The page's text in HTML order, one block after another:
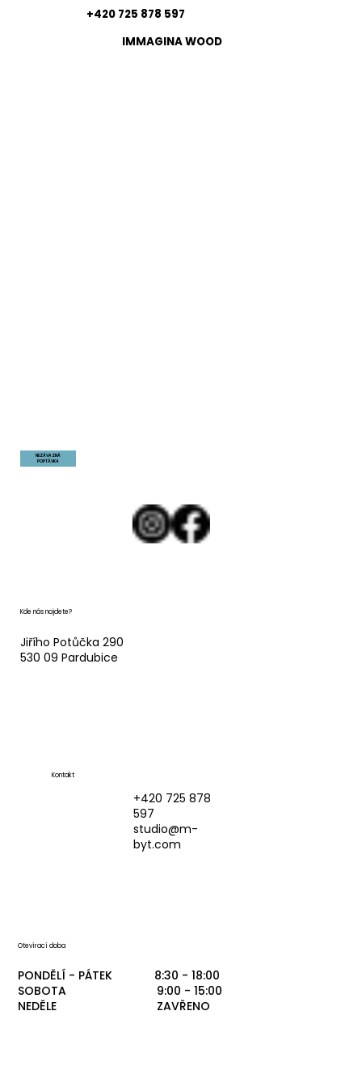
+420 725 878 597
IMMAGINA WOOD
NEZÁVAZNÁ
POPTÁVKA
Kde nás najdete?
Jiřího Potůčka 290
530 09 Pardubice
PONDĚLÍ - PÁTEK 8:30 - 18:00
SOBOTA 9:00 - 15:00
NEDĚLE ZAVŘENO
Otevírací doba
Kontakt
+420 725 878
597
studio@m-
byt.com